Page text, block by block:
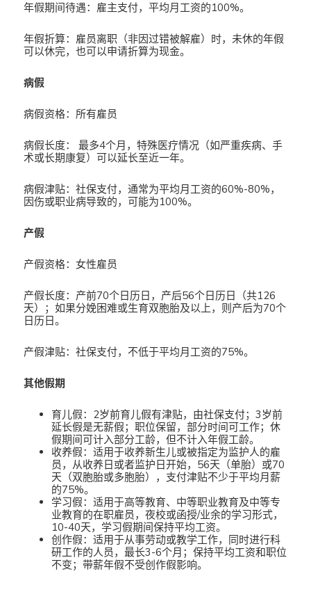
年假期间待遇：雇主支付，平均月工资的100%。
年假折算：雇员离职（非因过错被解雇）时，未休的年假
可以休完，也可以申请折算为现金。
病假
病假资格：所有雇员
病假长度： 最多4个月，特殊医疗情况（如严重疾病、手
术或长期康复）可以延长至近一年。
病假津贴：社保支付，通常为平均月工资的60%-80%，
因伤或职业病导致的，可能为100%。
产假
产假资格：女性雇员
产假长度：产前70个日历日，产后56个日历日（共126
天）；如果分娩困难或生育双胞胎及以上，则产后为70个
日历日。
产假津贴：社保支付，不低于平均月工资的75%。
其他假期
育儿假：2岁前育儿假有津贴，由社保支付；3岁前
延长假是无薪假；职位保留，部分时间可工作；休
假期间可计入部分工龄，但不计入年假工龄。
收养假：适用于收养新生儿或被指定为监护人的雇
员，从收养日或者监护日开始，56天（单胎）或70
天（双胞胎或多胞胎），支付津贴不少于平均月薪
的75%。
学习假：适用于高等教育、中等职业教育及中等专
业教育的在职雇员，夜校或函授/业余的学习形式，
10-40天，学习假期间保持平均工资。
创作假：适用于从事劳动或教学工作，同时进行科
研工作的人员，最长3-6个月；保持平均工资和职位
不变；带薪年假不受创作假影响。